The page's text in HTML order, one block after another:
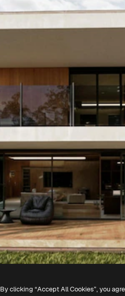
By clicking “Accept All Cookies”, you